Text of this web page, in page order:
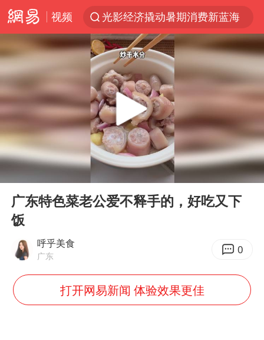
视频
光影经济撬动暑期消费新蓝海
马克·艾伦退出斯诺克中国公开赛
微信又有新功能，你可以“撤回”你的撤回了！
新疆优化调整景区内自驾服务费
上四休三，但降薪1000元，你接受吗？
情侣平潭拍日出坠崖1死1伤
央视新主播李秋莹孙亚鹏亮相
黄金牛市回来了吗
杭州全市有序停课
几元成本的AI广告导致千万市值蒸发
Play
00:16
广东特色菜老公爱不释手的，好吃又下
饭
呼乎美食
广东 0
打开网易新闻 体验效果更佳